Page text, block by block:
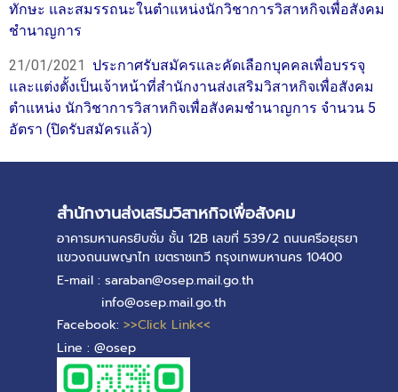
ทักษะ และสมรรถนะในตำแหน่งนักวิชาการวิสาหกิจเพื่อสังคม
ชำนาญการ
21/01/2021 ประกาศรับสมัครและคัดเลือกบุคคลเพื่อบรรจุ
และแต่งตั้งเป็นเจ้าหน้าที่สำนักงานส่งเสริมวิสาหกิจเพื่อสังคม
ตำแหน่ง นักวิชาการวิสาหกิจเพื่อสังคมชำนาญการ จำนวน 5
อัตรา (ปิดรับสมัครแล้ว)
สำนักงานส่งเสริมวิสาหกิจเพื่อสังคม
อาคารมหานครยิบซั่ม ชั้น 12B เลขที่ 539/2 ถนนศรีอยุธยา
แขวงถนนพญาไท เขตราชเทวี กรุงเทพมหานคร 10400
E-mail : saraban@osep.mail.go.th
info@osep.mail.go.th
Facebook: >>Click Link<<
Line : @osep